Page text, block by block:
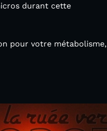
durant cette
pour votre métabolisme,